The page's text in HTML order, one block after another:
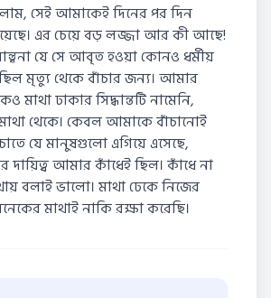
সেই আমাকেই দিনের পর দিন
এর চেয়ে বড় লজ্জা আর কী আছে!
যে সে আবৃত হওয়া কোনও ধর্মীয়
মৃত্যু থেকে বাঁচার জন্য। আমার
মাথা ঢাকার সিদ্ধান্তটি নামেনি,
থেকে। কেবল আমাকে বাঁচানোই
যে মানুষগুলো এগিয়ে এসেছে,
দায়িত্ব আমার কাঁধেই ছিল। কাঁধে না
বলাই ভালো। মাথা ঢেকে নিজের
মাথাই নাকি রক্ষা করেছি।